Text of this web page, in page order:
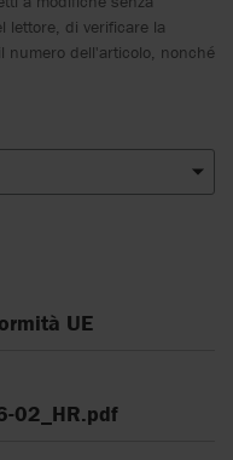
lettore, di verificare la
numero dell'articolo, nonché
UE
02_HR.pdf